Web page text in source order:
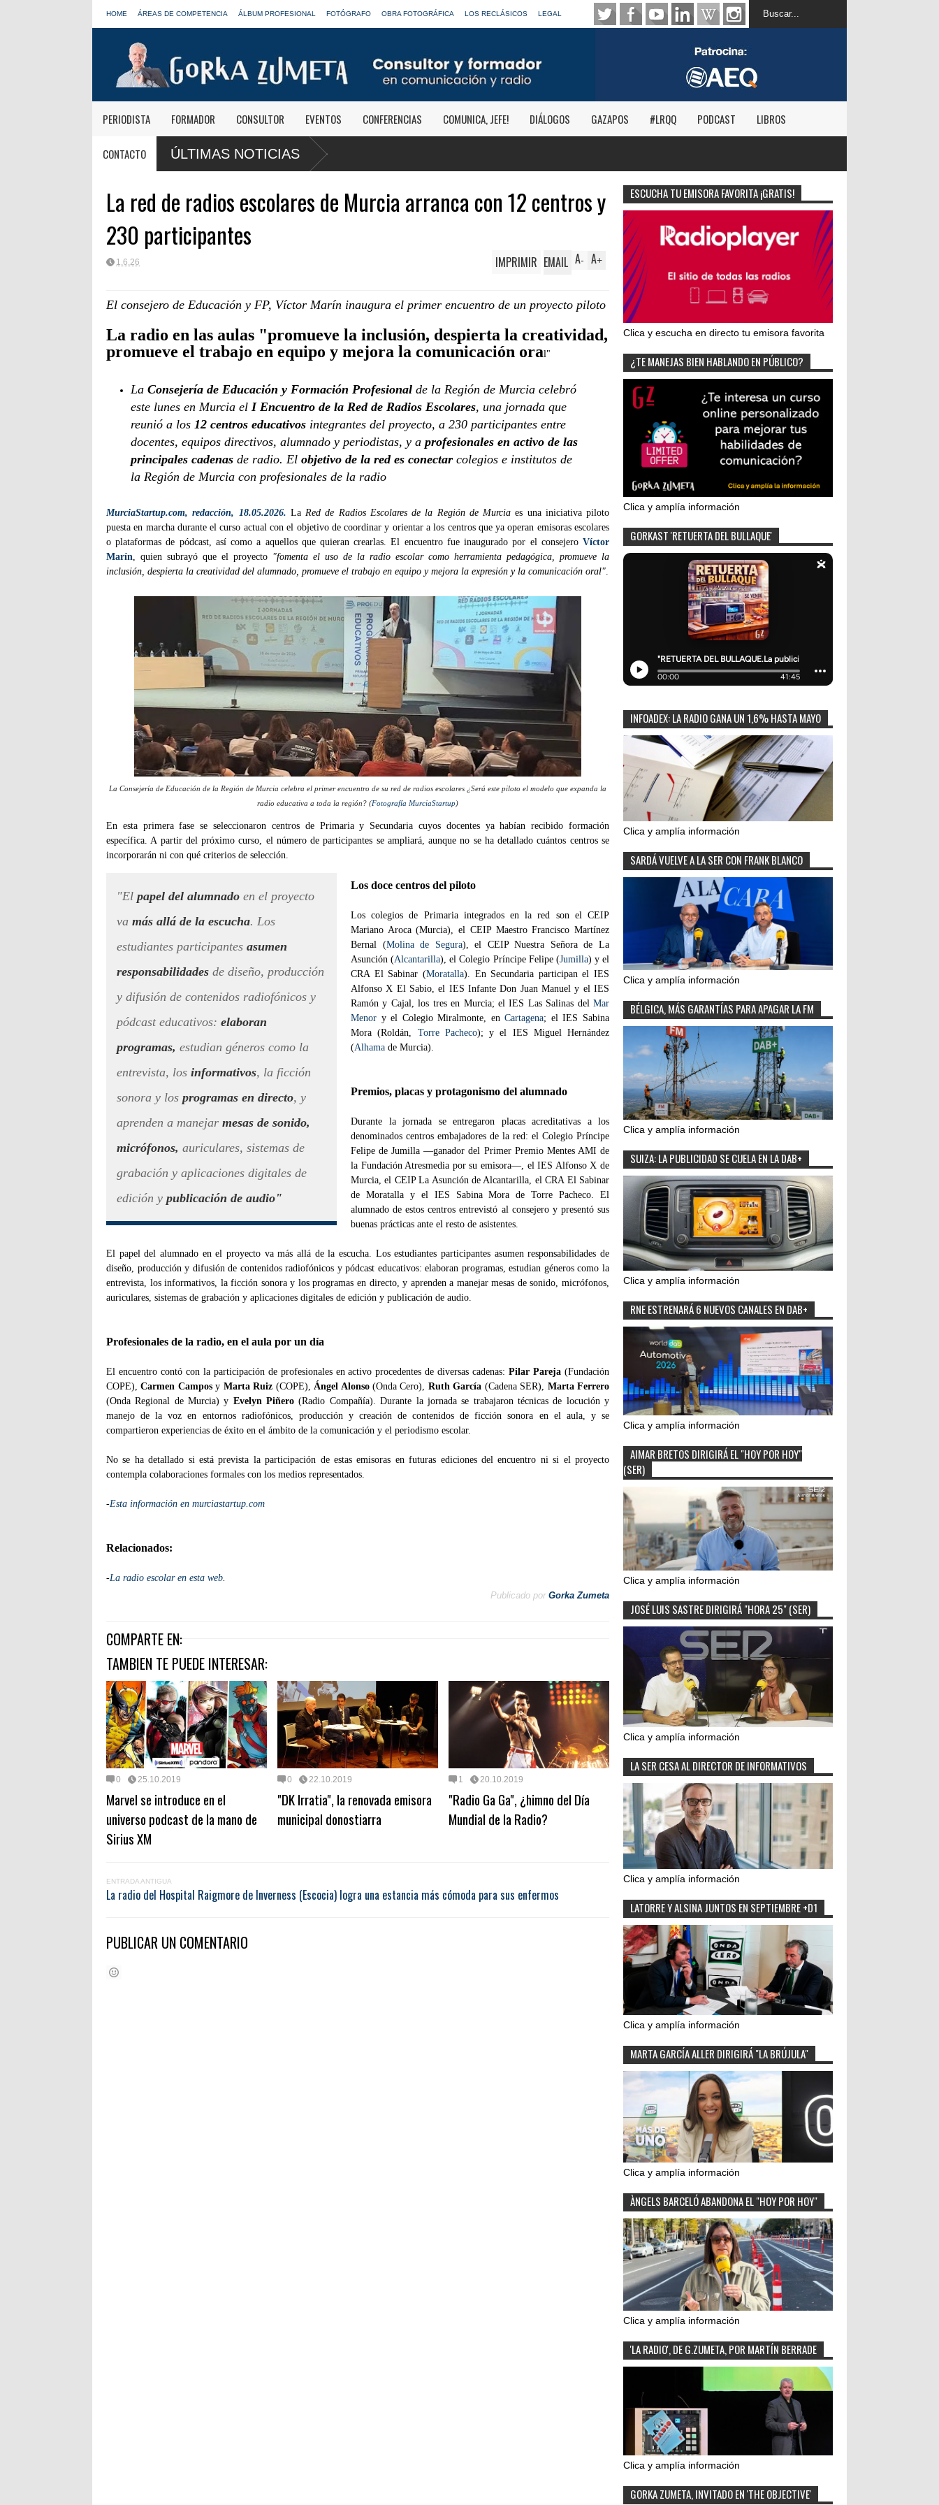
HOME ÁREAS DE COMPETENCIA ÁLBUM PROFESIONAL FOTÓGRAFO OBRA FOTOGRÁFICA LOS RECLÁSICOS LEGAL
PERIODISTA FORMADOR CONSULTOR EVENTOS CONFERENCIAS COMUNICA, JEFE! DIÁLOGOS GAZAPOS #LRQQ PODCAST LIBROS
CONTACTO ÚLTIMAS NOTICIAS
Paco Aura, nuevo presidente de
La red de radios escolares de Murcia arranca con 12 centros y
230 participantes
1.6.26 A+
A-
IMPRIMIR EMAIL
El consejero de Educación y FP, Víctor Marín inaugura el primer encuentro de un proyecto piloto
La radio en las aulas "promueve la inclusión, despierta la creatividad,
promueve el trabajo en equipo y mejora la comunicación oral"
La Consejería de Educación y Formación Profesional de la Región de Murcia celebró
este lunes en Murcia el I Encuentro de la Red de Radios Escolares, una jornada que
reunió a los 12 centros educativos integrantes del proyecto, a 230 participantes entre
docentes, equipos directivos, alumnado y periodistas, y a profesionales en activo de las
principales cadenas de radio. El objetivo de la red es conectar colegios e institutos de
la Región de Murcia con profesionales de la radio
MurciaStartup.com, redacción, 18.05.2026. La Red de Radios Escolares de la Región de Murciaes una iniciativa piloto
puesta en marcha durante el curso actual con el objetivo de coordinar y orientar a los centros que ya operan emisoras escolares
o plataformas de pódcast, así como a aquellos que quieran crearlas. El encuentro fue inaugurado por el consejero Víctor
Marín , quien subrayó que el proyecto "fomenta el uso de la radio escolar como herramienta pedagógica, promueve la
inclusión, despierta la creatividad del alumnado, promueve el trabajo en equipo y mejora la expresión y la comunicación oral"
La Consejería de Educación de la Región de Murcia celebra el primer encuentro de su red de radios escolares ¿Será este piloto el modelo que expanda la
radio educativa a toda la región? (Fotografía MurciaStartup)
En esta primera fase se seleccionaron centros de Primaria y Secundaria cuyos docentes ya habían recibido formación
específica. A partir del próximo curso, el número de participantes se ampliará, aunque no se ha detallado cuántos centros se
incorporarán ni con qué criterios de selección.
"El papel del alumnado en el proyecto
va más allá de la escucha. Los
estudiantes participantes asumen
responsabilidades de diseño, producción
y difusión de contenidos radiofónicos y
pódcast educativos: elaboran
programas, estudian géneros como la
entrevista, los informativos, la ficción
sonora y los programas en directo, y
aprenden a manejar mesas de sonido,
micrófonos, auriculares, sistemas de
grabación y aplicaciones digitales de
edición y publicación de audio"
Los doce centros del piloto
Los colegios de Primaria integrados en la red son el CEIP
Mariano Aroca (Murcia), el CEIP Maestro Francisco Martínez
Bernal (Molina de Segura), el CEIP Nuestra Señora de La
Asunción (Alcantarilla), el Colegio Príncipe Felipe (Jumilla) y el
CRA El Sabinar (Moratalla). En Secundaria participan el IES
Alfonso X El Sabio, el IES Infante Don Juan Manuel y el IES
Ramón y Cajal, los tres en Murcia; el IES Las Salinas del Mar
Menor y el Colegio Miralmonte, enCartagena; el IES Sabina
Mora (Roldán, Torre Pacheco); y el IES Miguel Hernández
(Alhama de Murcia).
Premios, placas y protagonismo del alumnado
Durante la jornada se entregaron placas acreditativas a los
denominados centros embajadores de la red: el Colegio Príncipe
Felipe de Jumilla —ganador del Primer Premio Mentes AMI de
la Fundación Atresmedia por su emisora—, el IES Alfonso X de
Murcia, el CEIP La Asunción de Alcantarilla, el CRA El Sabinar
de Moratalla y el IES Sabina Mora de Torre Pacheco. El
alumnado de estos centros entrevistó al consejero y presentó sus
buenas prácticas ante el resto de asistentes.
El papel del alumnado en el proyecto va más allá de la escucha. Los estudiantes participantes asumen responsabilidades de
diseño, producción y difusión de contenidos radiofónicos y pódcast educativos: elaboran programas, estudian géneros como la
entrevista, los informativos, la ficción sonora y los programas en directo, y aprenden a manejar mesas de sonido, micrófonos,
auriculares, sistemas de grabación y aplicaciones digitales de edición y publicación de audio.
Profesionales de la radio, en el aula por un día
El encuentro contó con la participación de profesionales en activo procedentes de diversas cadenas:Pilar Pareja (Fundación
COPE),Carmen Camposy Marta Ruiz (COPE), Ángel Alonso(Onda Cero), Ruth García (Cadena SER), Marta Ferrero
(Onda Regional de Murcia) y Evelyn Piñero (Radio Compañía). Durante la jornada se trabajaron técnicas de locución y
manejo de la voz en entornos radiofónicos, producción y creación de contenidos de ficción sonora en el aula, y se
compartieron experiencias de éxito en el ámbito de la comunicación y el periodismo escolar.
No se ha detallado si está prevista la participación de estas emisoras en futuras ediciones del encuentro ni si el proyecto
contempla colaboraciones formales con los medios representados.
-Esta información en murciastartup.com
Relacionados:
-La radio escolar en esta web
Publicado por Gorka Zumeta
COMPARTE EN:
TAMBIEN TE PUEDE INTERESAR:
0 25.10.2019
Marvel se introduce en el
universo podcast de la mano de
Sirius XM
0 22.10.2019
"DK Irratia", la renovada emisora
municipal donostiarra
1 20.10.2019
"Radio Ga Ga", ¿himno del Día
Mundial de la Radio?
ENTRADA ANTIGUA
La radio del Hospital Raigmore de Inverness (Escocia) logra una estancia más cómoda para sus enfermos
PUBLICAR UN COMENTARIO
ESCUCHA TU EMISORA FAVORITA ¡GRATIS!
Clica y escucha en directo tu emisora favorita
¿TE MANEJAS BIEN HABLANDO EN PÚBLICO?
Clica y amplía información
GORKAST 'RETUERTA DEL BULLAQUE'
INFOADEX: LA RADIO GANA UN 1,6% HASTA MAYO
Clica y amplía información
SARDÁ VUELVE A LA SER CON FRANK BLANCO
Clica y amplía información
BÉLGICA, MÁS GARANTÍAS PARA APAGAR LA FM
Clica y amplía información
SUIZA: LA PUBLICIDAD SE CUELA EN LA DAB+
Clica y amplía información
RNE ESTRENARÁ 6 NUEVOS CANALES EN DAB+
Clica y amplía información
AIMAR BRETOS DIRIGIRÁ EL "HOY POR HOY"
(SER)
Clica y amplía información
JOSÉ LUIS SASTRE DIRIGIRÁ "HORA 25" (SER)
Clica y amplía información
LA SER CESA AL DIRECTOR DE INFORMATIVOS
Clica y amplía información
LATORRE Y ALSINA JUNTOS EN SEPTIEMBRE +D1
Clica y amplía información
MARTA GARCÍA ALLER DIRIGIRÁ "LA BRÚJULA"
Clica y amplía información
ÀNGELS BARCELÓ ABANDONA EL "HOY POR HOY"
Clica y amplía información
'LA RADIO', DE G.ZUMETA, POR MARTÍN BERRADE
Clica y amplía información
GORKA ZUMETA, INVITADO EN 'THE OBJECTIVE'